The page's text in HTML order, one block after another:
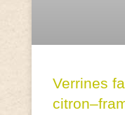
Verrines